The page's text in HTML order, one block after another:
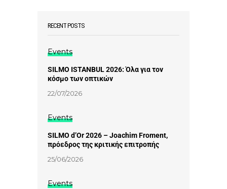
RECENT POSTS
Events
SILMO ISTANBUL 2026: Όλα για τον
κόσμο των οπτικών
22/07/2026
Events
SILMO d’Or 2026 – Joachim Froment,
πρόεδρος της κριτικής επιτροπής
25/06/2026
Events